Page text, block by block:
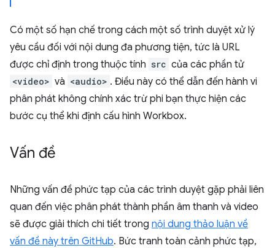
Có một số hạn chế trong cách một số trình duyệt xử lý
yêu cầu đối với nội dung đa phương tiện, tức là URL
được chỉ định trong thuộc tính src của các phần tử
<video> và <audio> . Điều này có thể dẫn đến hành vi
phân phát không chính xác trừ phi bạn thực hiện các
bước cụ thể khi định cấu hình Workbox.
Vấn đề
Những vấn đề phức tạp của các trình duyệt gặp phải liên
quan đến việc phân phát thành phần âm thanh và video
sẽ được giải thích chi tiết trong nội dung thảo luận về
vấn đề này trên GitHub. Bức tranh toàn cảnh phức tạp,